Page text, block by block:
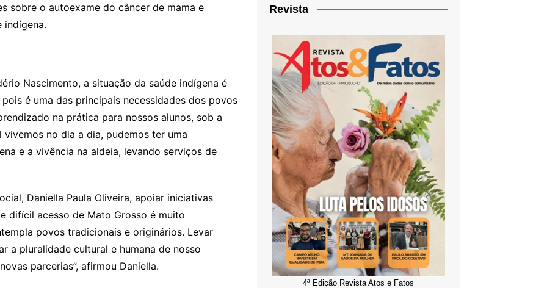
sobre o autoexame do câncer de mama e
indígena.
Nascimento, a situação da saúde indígena é
é uma das principais necessidades dos povos
na prática para nossos alunos, sob a
no dia a dia, pudemos ter uma
e a vivência na aldeia, levando serviços de
Daniella Paula Oliveira, apoiar iniciativas
difícil acesso de Mato Grosso é muito
povos tradicionais e originários. Levar
a pluralidade cultural e humana de nosso
parcerias”, afirmou Daniella.
Revista
4ª Edição Revista Atos e Fatos